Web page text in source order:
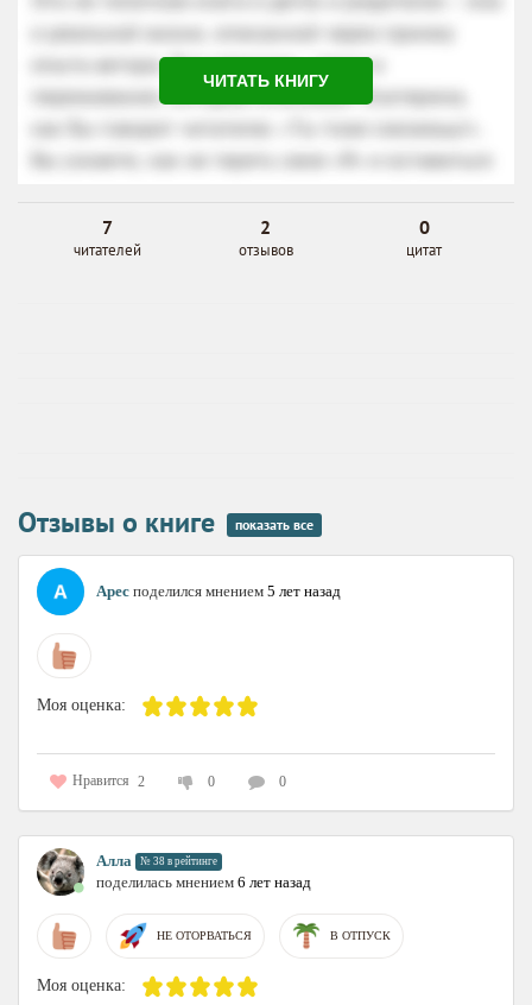
ЧИТАТЬ КНИГУ
7
читателей
2
отзывов
0
цитат
Отзывы о книге показать все
Арес поделился мнением 5 лет назад
Моя оценка:
Нравится 2 0 0
Алла № 38 в рейтинге
поделилась мнением 6 лет назад
НЕ ОТОРВАТЬСЯ В ОТПУСК
Моя оценка: